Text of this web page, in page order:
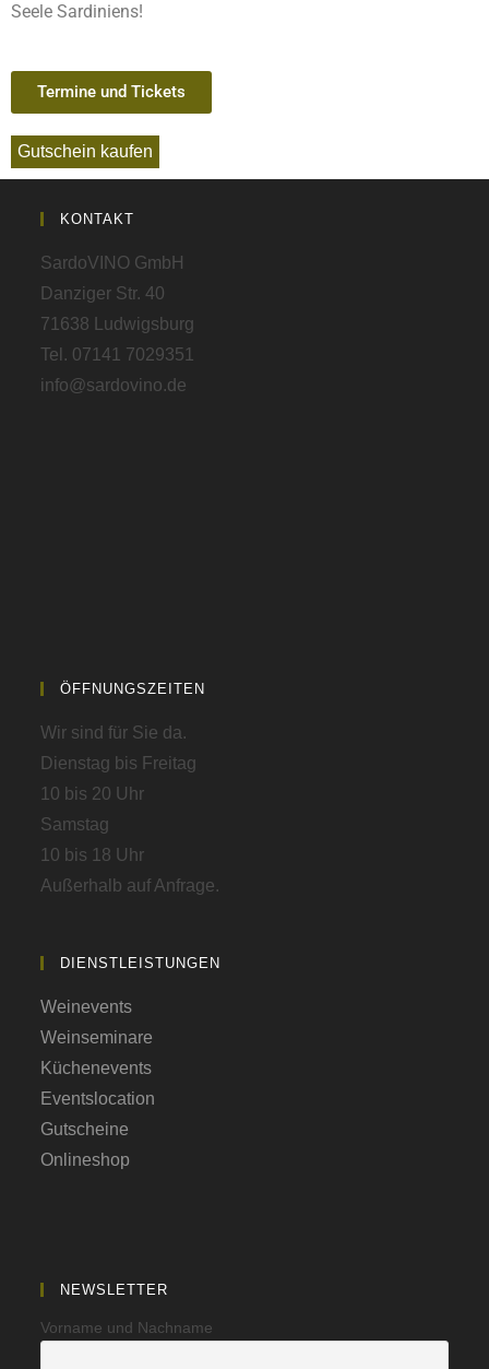
Seele Sardiniens!
Termine und Tickets
Gutschein kaufen
KONTAKT
SardoVINO GmbH
Danziger Str. 40
71638 Ludwigsburg
Tel. 07141 7029351
info@sardovino.de
ÖFFNUNGSZEITEN
Wir sind für Sie da.
Dienstag bis Freitag
10 bis 20 Uhr
Samstag
10 bis 18 Uhr
Außerhalb auf Anfrage.
DIENSTLEISTUNGEN
Weinevents
Weinseminare
Küchenevents
Eventslocation
Gutscheine
Onlineshop
NEWSLETTER
Vorname und Nachname